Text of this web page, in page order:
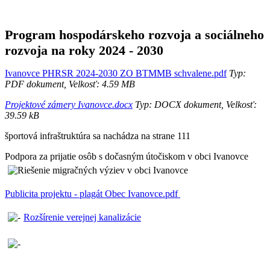
Program hospodárskeho rozvoja a sociálneho
rozvoja na roky 2024 - 2030
Ivanovce PHRSR 2024-2030 ZO BTMMB schvalene.pdfTyp:
PDF dokument, Velkosť: 4.59 MB
Projektové zámery Ivanovce.docx Typ: DOCX dokument, Velkosť:
39.59 kB
športová infraštruktúra sa nachádza na strane 111
Podpora za prijatie osôb s dočasným útočiskom v obci Ivanovce
Publicita projektu - plagát Obec Ivanovce.pdf
Rozšírenie verejnej kanalizácie